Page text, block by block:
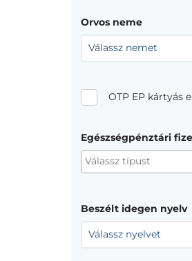
Orvos neme
Válassz nemet
OTP EP kártyás
Egészségpénztári
Beszélt idegen nyelv
Válassz nyelvet